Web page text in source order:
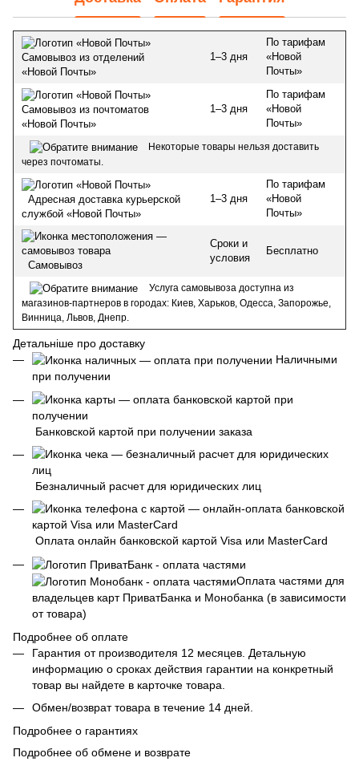
Самовывоз из отделений
«Новой Почты»
1–3 дня
По тарифам
«Новой
Почты»
Самовывоз из почтоматов
«Новой Почты»
1–3 дня
По тарифам
«Новой
Почты»
Некоторые товары нельзя доставить
через почтоматы.
Адресная доставка курьерской
службой «Новой Почты»
1–3 дня
По тарифам
«Новой
Почты»
Самовывоз
Сроки и
условия
Бесплатно
Услуга самовывоза доступна из
магазинов-партнеров в городах: Киев, Харьков, Одесса, Запорожье,
Винница, Львов, Днепр.
Детальніше про доставку
Наличными
при получении
Банковской картой при получении заказа
Безналичный расчет для юридических лиц
Оплата онлайн банковской картой Visa или MasterCard
Оплата частями для
владельцев карт ПриватБанка и Монобанка (в зависимости
от товара)
Подробнее об оплате
Гарантия от производителя 12 месяцев. Детальную
информацию о сроках действия гарантии на конкретный
товар вы найдете в карточке товара.
Обмен/возврат товара в течение 14 дней.
Подробнее о гарантиях
Подробнее об обмене и возврате